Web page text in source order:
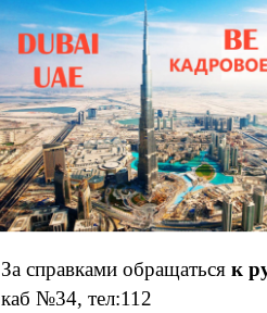
За справками обращаться к
каб №34, тел:112